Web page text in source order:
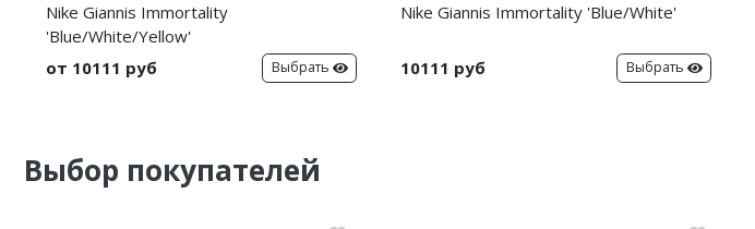
Nike Giannis Immortality
'Blue/White/Yellow'
от 10111 руб
Выбрать
Nike Giannis Immortality 'Blue/White'
10111 руб Выбрать
Выбор покупателей